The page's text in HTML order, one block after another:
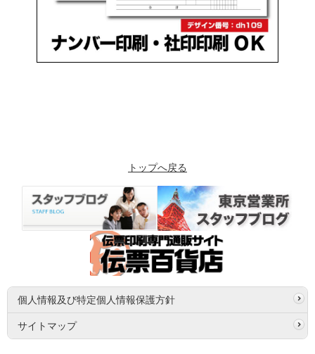
トップへ戻る
個人情報及び特定個人情報保護方針
サイトマップ